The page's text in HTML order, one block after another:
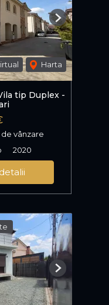
Harta
Next
tip Duplex -
de vânzare
2020
Next